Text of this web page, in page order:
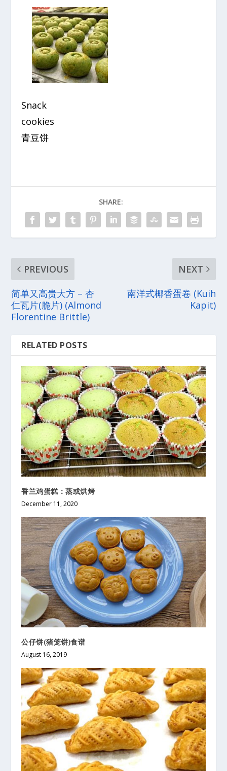
Snack
cookies
青豆饼
SHARE:
PREVIOUS
简单又高贵大方 – 杏
仁瓦片(脆片) (Almond
Florentine Brittle)
NEXT
南洋式椰香蛋卷 (Kuih
Kapit)
RELATED POSTS
香兰鸡蛋糕：蒸或烘烤
December 11, 2020
公仔饼(猪笼饼)食谱
August 16, 2019